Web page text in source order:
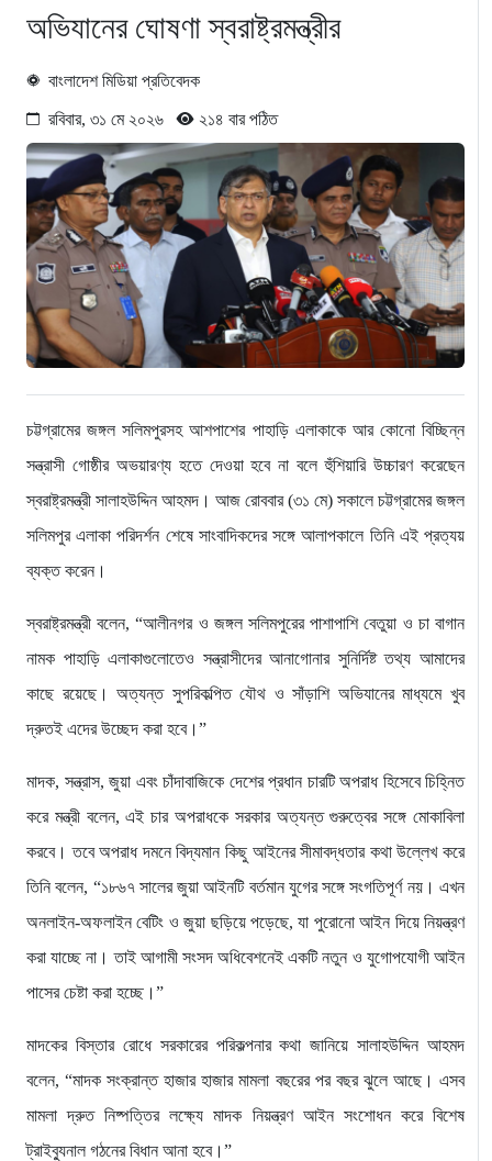
অভিযানের ঘোষণা স্বরাষ্ট্রমন্ত্রীর
বাংলাদেশ মিডিয়া প্রতিবেদক
রবিবার, ৩১ মে ২০২৬ ২১৪ বার পঠিত
​চট্টগ্রামের জঙ্গল সলিমপুরসহ আশপাশের পাহাড়ি এলাকাকে আর কোনো বিচ্ছিন্ন
সন্ত্রাসী গোষ্ঠীর অভয়ারণ্য হতে দেওয়া হবে না বলে হুঁশিয়ারি উচ্চারণ করেছেন
স্বরাষ্ট্রমন্ত্রী সালাহউদ্দিন আহমদ। আজ রোববার (৩১ মে) সকালে চট্টগ্রামের জঙ্গল
সলিমপুর এলাকা পরিদর্শন শেষে সাংবাদিকদের সঙ্গে আলাপকালে তিনি এই প্রত্যয়
ব্যক্ত করেন।
​স্বরাষ্ট্রমন্ত্রী বলেন, “আলীনগর ও জঙ্গল সলিমপুরের পাশাপাশি বেতুয়া ও চা বাগান
নামক পাহাড়ি এলাকাগুলোতেও সন্ত্রাসীদের আনাগোনার সুনির্দিষ্ট তথ্য আমাদের
কাছে রয়েছে। অত্যন্ত সুপরিকল্পিত যৌথ ও সাঁড়াশি অভিযানের মাধ্যমে খুব
দ্রুতই এদের উচ্ছেদ করা হবে।”
​মাদক, সন্ত্রাস, জুয়া এবং চাঁদাবাজিকে দেশের প্রধান চারটি অপরাধ হিসেবে চিহ্নিত
করে মন্ত্রী বলেন, এই চার অপরাধকে সরকার অত্যন্ত গুরুত্বের সঙ্গে মোকাবিলা
করবে। তবে অপরাধ দমনে বিদ্যমান কিছু আইনের সীমাবদ্ধতার কথা উল্লেখ করে
তিনি বলেন, “১৮৬৭ সালের জুয়া আইনটি বর্তমান যুগের সঙ্গে সংগতিপূর্ণ নয়। এখন
অনলাইন-অফলাইন বেটিং ও জুয়া ছড়িয়ে পড়েছে, যা পুরোনো আইন দিয়ে নিয়ন্ত্রণ
করা যাচ্ছে না। তাই আগামী সংসদ অধিবেশনেই একটি নতুন ও যুগোপযোগী আইন
পাসের চেষ্টা করা হচ্ছে।”
​মাদকের বিস্তার রোধে সরকারের পরিকল্পনার কথা জানিয়ে সালাহউদ্দিন আহমদ
বলেন, “মাদক সংক্রান্ত হাজার হাজার মামলা বছরের পর বছর ঝুলে আছে। এসব
মামলা দ্রুত নিষ্পত্তির লক্ষ্যে মাদক নিয়ন্ত্রণ আইন সংশোধন করে বিশেষ
ট্রাইব্যুনাল গঠনের বিধান আনা হবে।”